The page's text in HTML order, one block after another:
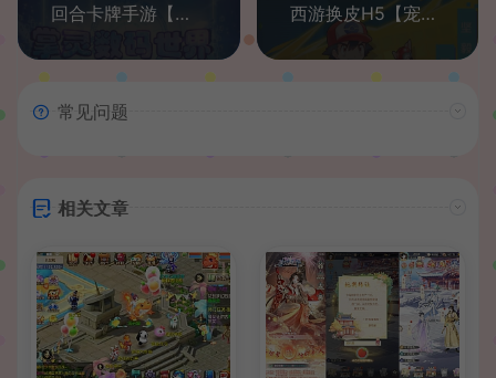
回合卡牌手游【掌灵数码世界】最新整理Win系一键服务端+安卓+在线内充+详细搭建教程
西游换皮H5【宠物超进化又名元素王座】最新整理Linux手工外网服务端+GM后台+详细搭建教程
常见问题
相关文章